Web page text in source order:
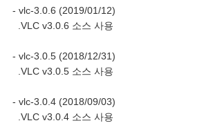
- vlc-3.0.6 (2019/01/12)
.VLC v3.0.6 소스 사용
- vlc-3.0.5 (2018/12/31)
.VLC v3.0.5 소스 사용
- vlc-3.0.4 (2018/09/03)
.VLC v3.0.4 소스 사용